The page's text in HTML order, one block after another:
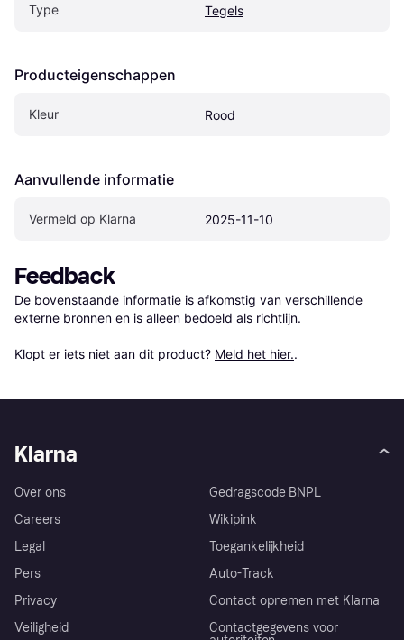
Type Tegels
Producteigenschappen
Kleur Rood
Aanvullende informatie
Vermeld op Klarna 2025-11-10
Feedback
De bovenstaande informatie is afkomstig van verschillende
externe bronnen en is alleen bedoeld als richtlijn.
Klopt er iets niet aan dit product? Meld het hier..
Klarna
Over ons
Careers
Legal
Pers
Privacy
Veiligheid
Gedragscode BNPL
Wikipink
Toegankelijkheid
Auto-Track
Contact opnemen met Klarna
Contactgegevens voor